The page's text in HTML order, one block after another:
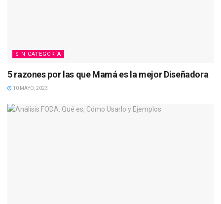
SIN CATEGORÍA
5 razones por las que Mamá es la mejor Diseñadora
10 MAYO, 2023